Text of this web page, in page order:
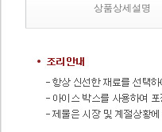
상품상세설명